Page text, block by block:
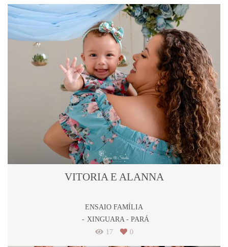
VITORIA E ALANNA
ENSAIO FAMÍLIA
XINGUARA - PARÁ
17
0